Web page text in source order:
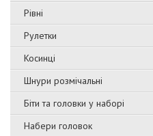
Рівні
Рулетки
Косинці
Шнури розмічальні
Біти та головки у наборі
Набери головок